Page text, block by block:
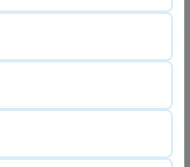
Φορτιστής τηλεφώνου